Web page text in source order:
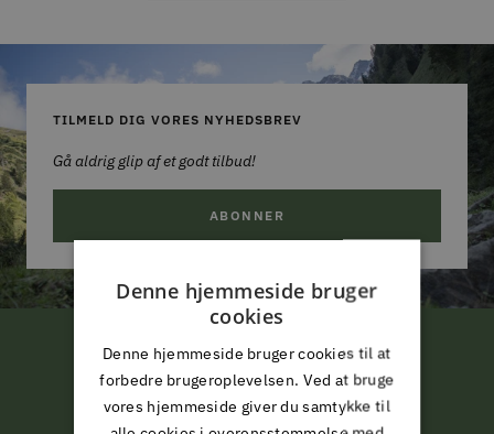
TILMELD DIG VORES NYHEDSBREV
Gå aldrig glip af et godt tilbud!
ABONNER
FRI LEVERING
ved køb for 799,-*
Denne hjemmeside bruger
cookies
Denne hjemmeside bruger cookies til at
forbedre brugeroplevelsen. Ved at bruge
vores hjemmeside giver du samtykke til